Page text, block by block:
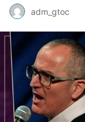
adm_gtoc